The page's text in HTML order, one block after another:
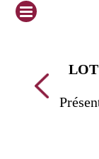
LOT